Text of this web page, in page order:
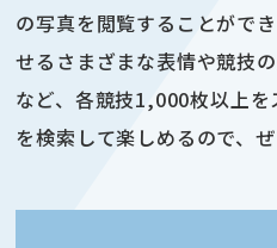
の写真を閲覧することがで
せるさまざまな表情や競技
など、各競技1,000枚以上
を検索して楽しめるので、